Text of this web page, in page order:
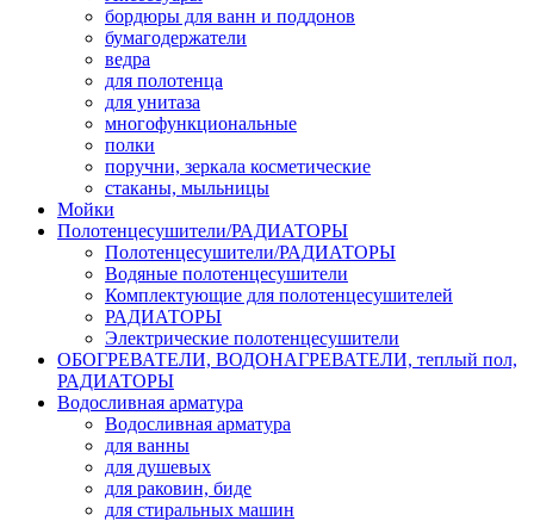
бордюры для ванн и поддонов
бумагодержатели
ведра
для полотенца
для унитаза
многофункциональные
полки
поручни, зеркала косметические
стаканы, мыльницы
Мойки
Полотенцесушители/РАДИАТОРЫ
Полотенцесушители/РАДИАТОРЫ
Водяные полотенцесушители
Комплектующие для полотенцесушителей
РАДИАТОРЫ
Электрические полотенцесушители
ОБОГРЕВАТЕЛИ, ВОДОНАГРЕВАТЕЛИ, теплый пол,
РАДИАТОРЫ
Водосливная арматура
Водосливная арматура
для ванны
для душевых
для раковин, биде
для стиральных машин